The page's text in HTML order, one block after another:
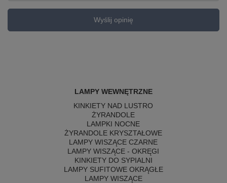
Wyślij opinię
LAMPY WEWNĘTRZNE
KINKIETY NAD LUSTRO
ŻYRANDOLE
LAMPKI NOCNE
ŻYRANDOLE KRYSZTAŁOWE
LAMPY WISZĄCE CZARNE
LAMPY WISZĄCE - OKRĘGI
KINKIETY DO SYPIALNI
LAMPY SUFITOWE OKRĄGŁE
LAMPY WISZĄCE